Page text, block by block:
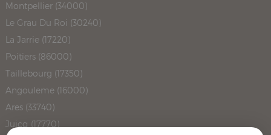
Montpellier (34000)
Le Grau Du Roi (30240)
La Jarrie (17220)
Poitiers (86000)
Taillebourg (17350)
Angouleme (16000)
Ares (33740)
Juicq (17770)